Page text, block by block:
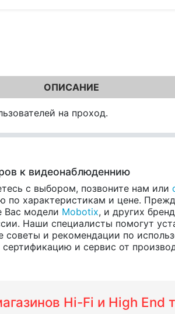
ОПИСАНИЕ
на проход.
к видеонаблюденнию
с выбором, позвоните нам или
по характеристикам и цене.
Вас модели Mobotix, и других
Наши специалисты помогут
советы и рекомендации по
сертификацию и сервис от
Hi-Fi и High